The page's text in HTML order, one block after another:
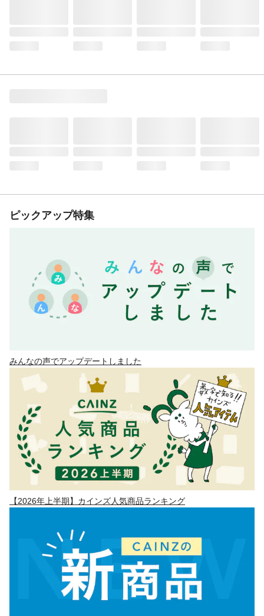
ピックアップ特集
みんなの声でアップデートしました
【2026年上半期】カインズ人気商品ランキング